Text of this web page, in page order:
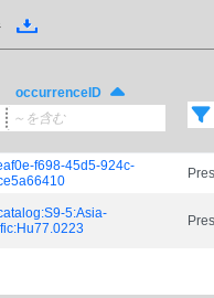
occurrenceID
f698-45d5-924c-
5:Asia-